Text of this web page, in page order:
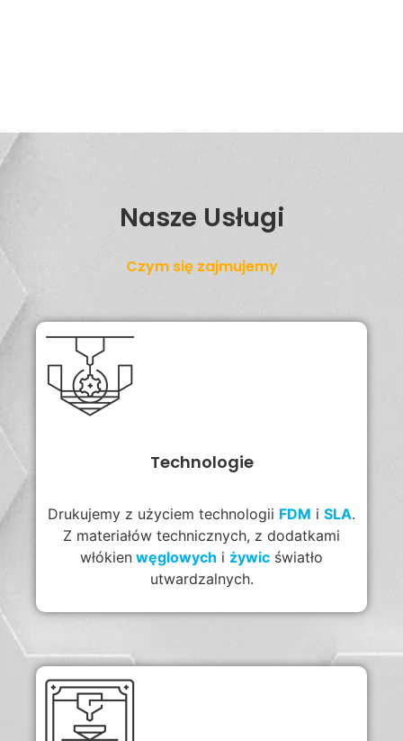
Nasze Usługi
Czym się zajmujemy
Technologie
Drukujemy z użyciem technologii FDM i SLA.
Z materiałów technicznych, z dodatkami
włókien węglowych i żywic światło
utwardzalnych.